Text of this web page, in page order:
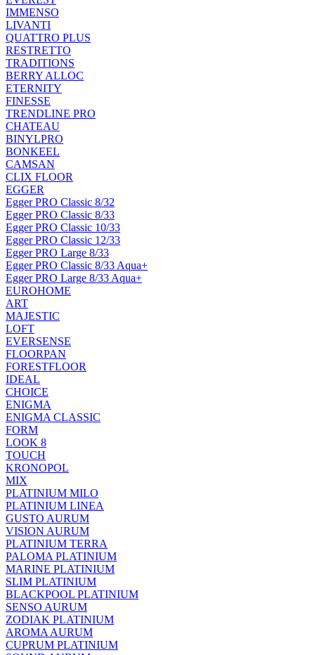
IMMENSO
LIVANTI
QUATTRO PLUS
RESTRETTO
TRADITIONS
BERRY ALLOC
ETERNITY
FINESSE
TRENDLINE PRO
CHATEAU
BINYLPRO
BONKEEL
CAMSAN
CLIX FLOOR
EGGER
Egger PRO Classic 8/32
Egger PRO Classic 8/33
Egger PRO Classic 10/33
Egger PRO Classic 12/33
Egger PRO Large 8/33
Egger PRO Classic 8/33 Aqua+
Egger PRO Large 8/33 Aqua+
EUROHOME
ART
MAJESTIC
LOFT
EVERSENSE
FLOORPAN
FORESTFLOOR
IDEAL
CHOICE
ENIGMA
ENIGMA CLASSIC
FORM
LOOK 8
TOUCH
KRONOPOL
MIX
PLATINIUM MILO
PLATINIUM LINEA
GUSTO AURUM
VISION AURUM
PLATINIUM TERRA
PALOMA PLATINIUM
MARINE PLATINIUM
SLIM PLATINIUM
BLACKPOOL PLATINIUM
SENSO AURUM
ZODIAK PLATINIUM
AROMA AURUM
CUPRUM PLATINIUM